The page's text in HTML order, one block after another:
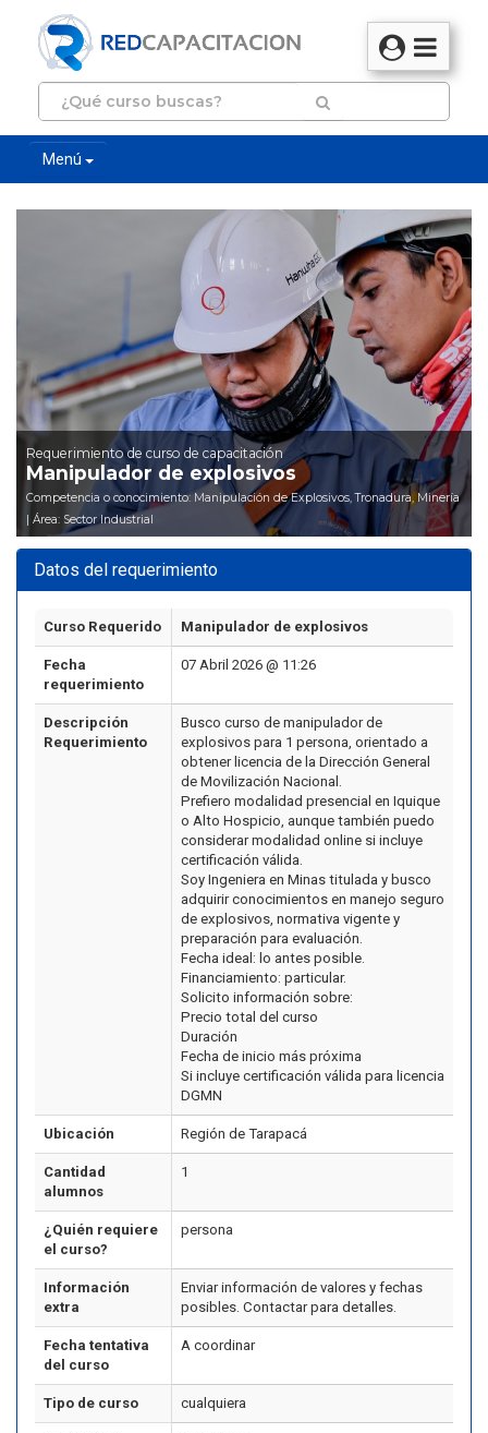
Menú
Requerimiento de curso de capacitación
Manipulador de explosivos
Competencia o conocimiento: Manipulación de Explosivos, Tronadura, Minería
| Área: Sector Industrial
Datos del requerimiento
Curso Requerido Manipulador de explosivos
Fecha
requerimiento
07 Abril 2026 @ 11:26
Descripción
Requerimiento
Busco curso de manipulador de
explosivos para 1 persona, orientado a
obtener licencia de la Dirección General
de Movilización Nacional.
Prefiero modalidad presencial en Iquique
o Alto Hospicio, aunque también puedo
considerar modalidad online si incluye
certificación válida.
Soy Ingeniera en Minas titulada y busco
adquirir conocimientos en manejo seguro
de explosivos, normativa vigente y
preparación para evaluación.
Fecha ideal: lo antes posible.
Financiamiento: particular.
Solicito información sobre:
Precio total del curso
Duración
Fecha de inicio más próxima
Si incluye certificación válida para licencia
DGMN
Ubicación Región de Tarapacá
Cantidad
alumnos
1
¿Quién requiere
el curso?
persona
Información
extra
Enviar información de valores y fechas
posibles. Contactar para detalles.
Fecha tentativa
del curso
A coordinar
Tipo de curso cualquiera